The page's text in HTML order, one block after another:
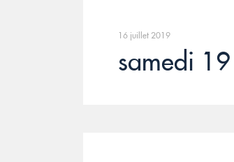
16 juillet 2019
samedi